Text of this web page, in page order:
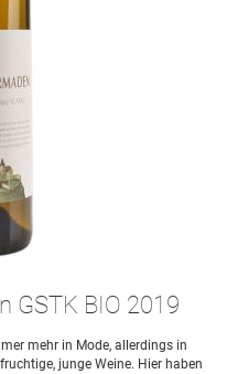
GSTK BIO 2019
mehr in Mode, allerdings in
junge Weine. Hier haben